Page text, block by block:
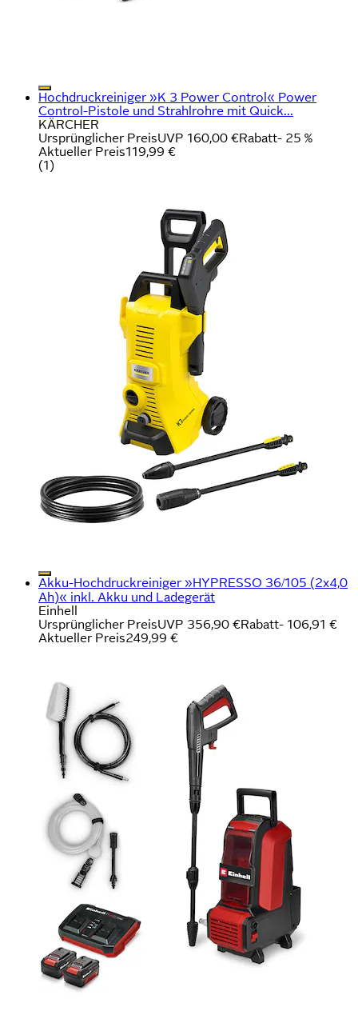
Hochdruckreiniger »K 3 Power Control« Power
Control-Pistole und Strahlrohre mit Quick...
KÄRCHER
Ursprünglicher PreisUVP 160,00 €Rabatt- 25 %
Aktueller Preis119,99 €
(1)
Akku-Hochdruckreiniger »HYPRESSO 36/105 (2x4,0
Ah)« inkl. Akku und Ladegerät
Einhell
Ursprünglicher PreisUVP 356,90 €Rabatt- 106,91 €
Aktueller Preis249,99 €